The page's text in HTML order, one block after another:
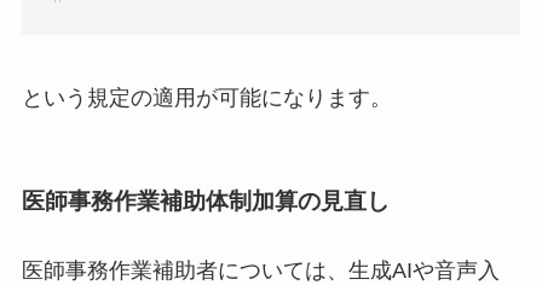
という規定の適用が可能になります。
医師事務作業補助体制加算の見直し
医師事務作業補助者については、生成AIや音声入